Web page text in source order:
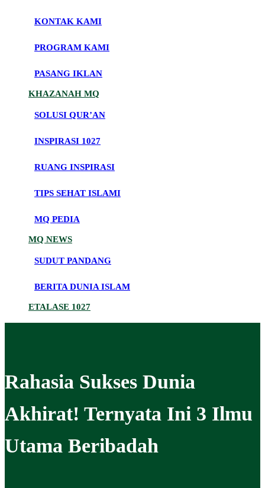
KONTAK KAMI
PROGRAM KAMI
PASANG IKLAN
KHAZANAH MQ
SOLUSI QUR’AN
INSPIRASI 1027
RUANG INSPIRASI
TIPS SEHAT ISLAMI
MQ PEDIA
MQ NEWS
SUDUT PANDANG
BERITA DUNIA ISLAM
ETALASE 1027
Rahasia Sukses Dunia
Akhirat! Ternyata Ini 3 Ilmu
Utama Beribadah